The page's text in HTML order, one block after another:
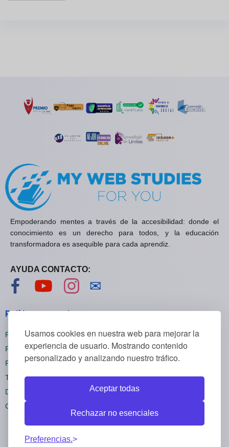
Usamos cookies en nuestra web para mejorar la
experiencia de usuario. Mostrando contenido
personalizado y analizando nuestro tráfico.
Aceptar todas
Rechazar no esenciales
Preferencias.
Empoderando mentes a través de la accesibilidad: donde el
conocimiento es un derecho para todos, y la educación
transformadora es asequible para cada aprendiz.
AYUDA CONTACTO:
Visítanos en Facebook
Visítanos en YouTube
Visítanos en Instagram
✉
Políticas generales
Políticas de privacidad
Políticas de cookies
Políticas de reembolsos
Términos y condiciones
Darse de baja
Configuración cookies